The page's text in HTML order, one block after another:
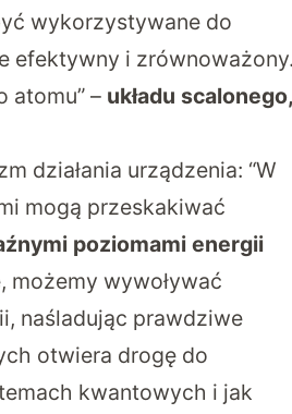
wykorzystywane do
efektywny i zrównoważony.
atomu” – układu scalonego,
działania urządzenia: “W
mogą przeskakiwać
poziomami energii
możemy wywoływać
naśladując prawdziwe
otwiera drogę do
kwantowych i jak